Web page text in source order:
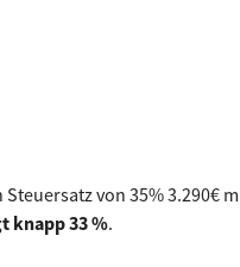
von 35% 3.290€
knapp 33 %.